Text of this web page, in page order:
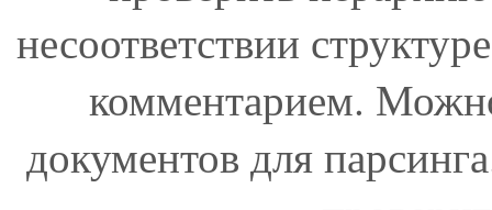
несоответствии
комментарием.
документов для